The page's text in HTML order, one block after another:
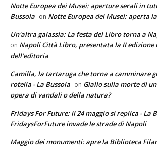
Notte Europea dei Musei: aperture serali in
Bussola on Notte Europea dei Musei: aperta
Un'altra galassia: La festa del Libro torna a
on Napoli Città Libro, presentata la II edizione
dell’editoria
Camilla, la tartaruga che torna a camminare
rotella - La Bussola on Giallo sulla morte di
opera di vandali o della natura?
Fridays For Future: il 24 maggio si replica - La
FridaysForFuture invade le strade di Napoli
Maggio dei monumenti: apre la Biblioteca